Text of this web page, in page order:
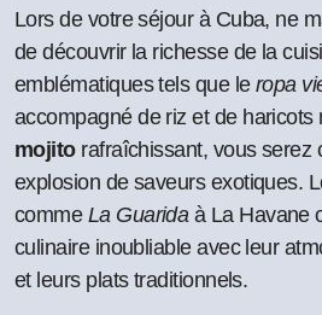
Lors de votre séjour à Cuba, ne
de découvrir la richesse de la
emblématiques tels que le ropa
accompagné de riz et de haricots
mojitorafraîchissant, vous serez
explosion de saveurs exotiques.
comme La Guaridaà La Havane
culinaire inoubliable avec leur
et leurs plats traditionnels.